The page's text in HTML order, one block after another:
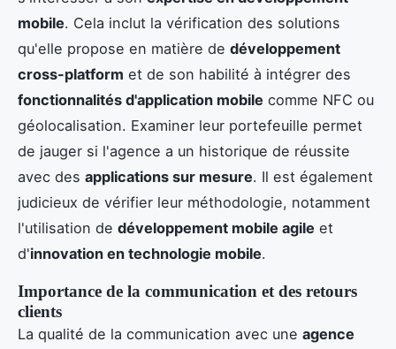
mobile. Cela inclut la vérification des solutions
qu'elle propose en matière de développement
cross-platform et de son habilité à intégrer des
fonctionnalités d'application mobile comme NFC ou
géolocalisation. Examiner leur portefeuille permet
de jauger si l'agence a un historique de réussite
avec des applications sur mesure. Il est également
judicieux de vérifier leur méthodologie, notamment
l'utilisation de développement mobile agile et
d'innovation en technologie mobile.
Importance de la communication et des retours
clients
La qualité de la communication avec une agence